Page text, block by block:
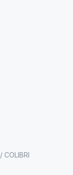
/ COLIBRI